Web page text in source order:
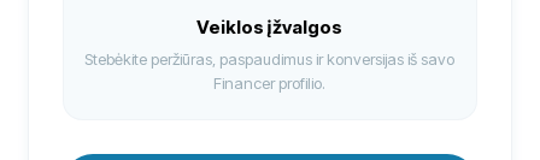
Veiklos įžvalgos
Stebėkite peržiūras, paspaudimus ir konversijas iš savo
Financer profilio.